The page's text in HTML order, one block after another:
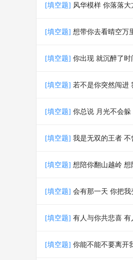
[填空题] 风华模样 你落落
[填空题] 想带你去看晴空万
[填空题] 你出现 就沉醉了
[填空题] 若不是你突然闯进
[填空题] 你总说 月光不会
[填空题] 我是无双的王者
[填空题] 想陪你翻山越岭
[填空题] 会有那一天 你把
[填空题] 有人与你共悲喜
[填空题] 你能不能不要离开